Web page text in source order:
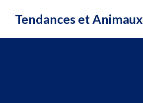
Tendances et Animaux